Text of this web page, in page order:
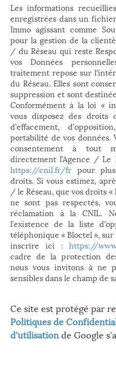
Les informations
enregistrées dans un
Immo agissant comme
pour la gestion de la
/ du Réseau qui reste
vos Données
traitement repose sur
du Réseau. Elles sont
suppression et sont
Conformément à la loi «
vous disposez des droits
d’effacement,
portabilité de vos données.
consentement à tout
directement l’Agence / Le
https://cnil.fr/fr pour
droits. Si vous estimez,
/ le Réseau, que vos droits
ne sont pas respectés,
réclamation à la CNIL.
l’existence de la liste
téléphonique « Bloctel »,
inscrire ici :https://
cadre de la protection
nous vous invitons à ne
sensibles dans le champ de
Ce site est protégé par
Politiques de
d'utilisationde Google